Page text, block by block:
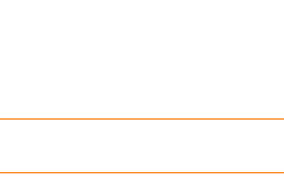
Bouches-du-Rhône (13)
d'agencement d'intérieurdans